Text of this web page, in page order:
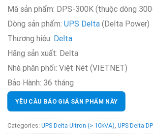
based on
ratings
Mã sản phẩm: DPS-300K (thuộc dòng
Dòng sản phẩm: UPS Delta (Delta Power)
Thương hiệu: Delta
Hãng sản xuất: Delta
Nhà phân phối: Việt Nét (VIETNET)
Bảo Hành: 36 tháng
YÊU CẦU BÁO GIÁ SẢN PHẨM NÀY
Categories: UPS Delta Ultron (> 10kVA) UPS Delta